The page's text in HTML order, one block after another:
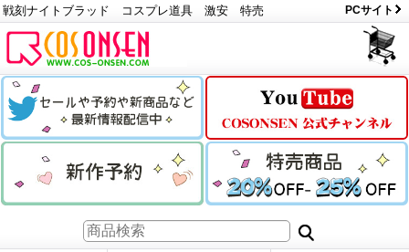
戦刻ナイトブラッド コスプレ道具 激安 特売 PCサイト